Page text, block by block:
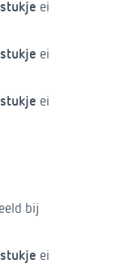
ei
ei
ei
bij
ei